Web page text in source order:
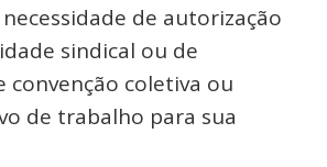
de autorização
sindical ou de
convenção coletiva ou
de trabalho para sua